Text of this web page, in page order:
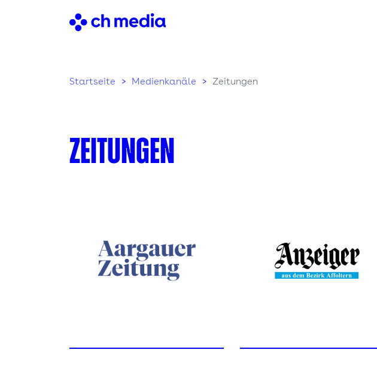
Startseite Medienkanäle Zeitungen
Zeitungen